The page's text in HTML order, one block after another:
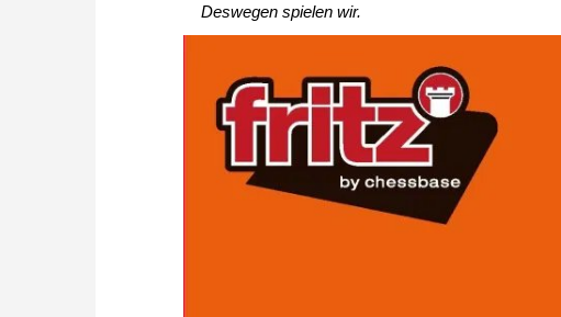
Deswegen spielen wir.